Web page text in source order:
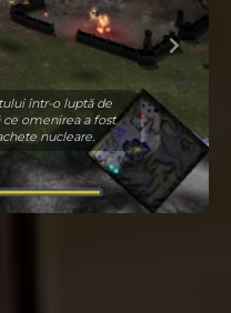
într-o luptă de
omenirea a fost
nucleare.